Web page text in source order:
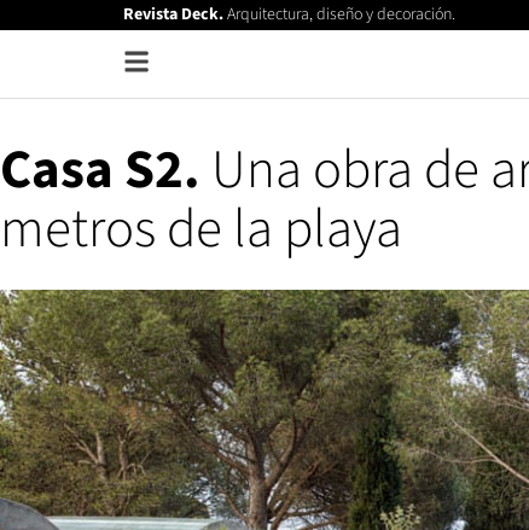
Revista Deck.Arquitectura, diseño y decoración.
Casa S2. Una obra de
metros de la playa